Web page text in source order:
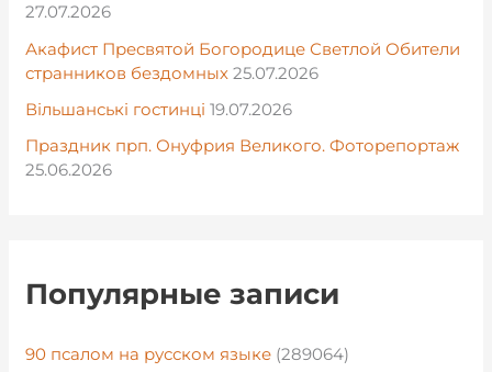
27.07.2026
Акафист Пресвятой Богородице Светлой Обители
странников бездомных 25.07.2026
Вільшанські гостинці 19.07.2026
Праздник прп. Онуфрия Великого. Фоторепортаж
25.06.2026
Популярные записи
90 псалом на русском языке (289064)